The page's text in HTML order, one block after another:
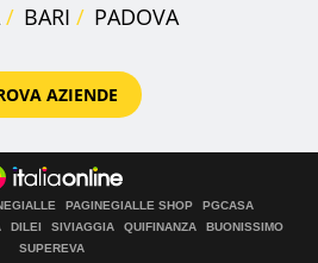
BARI PADOVA
AZIENDE
PAGINEGIALLE SHOP
PGCASA
DILEI SIVIAGGIA QUIFINANZA
BUONISSIMO
SUPEREVA